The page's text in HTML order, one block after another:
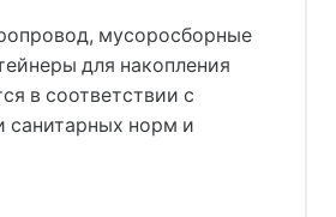
мусоросборные
для накопления
в соответствии с
санитарных норм и